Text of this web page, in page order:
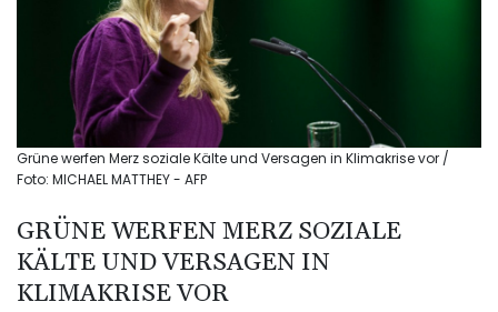
Grüne werfen Merz soziale Kälte und Versagen in Klimakrise vor /
Foto: MICHAEL MATTHEY - AFP
GRÜNE WERFEN MERZ SOZIALE
KÄLTE UND VERSAGEN IN
KLIMAKRISE VOR